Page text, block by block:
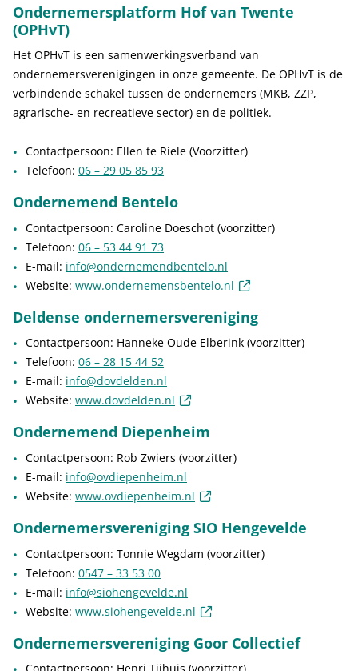
Ondernemersplatform Hof van Twente
(OPHvT)
Het OPHvT is een samenwerkingsverband van
ondernemersverenigingen in onze gemeente. De OPHvT is de
verbindende schakel tussen de ondernemers (MKB, ZZP,
agrarische- en recreatieve sector) en de politiek.
Contactpersoon: Ellen te Riele (Voorzitter)
Telefoon: 06 – 29 05 85 93
Ondernemend Bentelo
Contactpersoon: Caroline Doeschot (voorzitter)
Telefoon: 06 – 53 44 91 73
E-mail: info@ondernemendbentelo.nl
Website: www.ondernemensbentelo.nl
Deldense ondernemersvereniging
Contactpersoon: Hanneke Oude Elberink (voorzitter)
Telefoon: 06 – 28 15 44 52
E-mail: info@dovdelden.nl
Website: www.dovdelden.nl
Ondernemend Diepenheim
Contactpersoon: Rob Zwiers (voorzitter)
E-mail: info@ovdiepenheim.nl
Website: www.ovdiepenheim.nl
Ondernemersvereniging SIO Hengevelde
Contactpersoon: Tonnie Wegdam (voorzitter)
Telefoon: 0547 – 33 53 00
E-mail: info@siohengevelde.nl
Website: www.siohengevelde.nl
Ondernemersvereniging Goor Collectief